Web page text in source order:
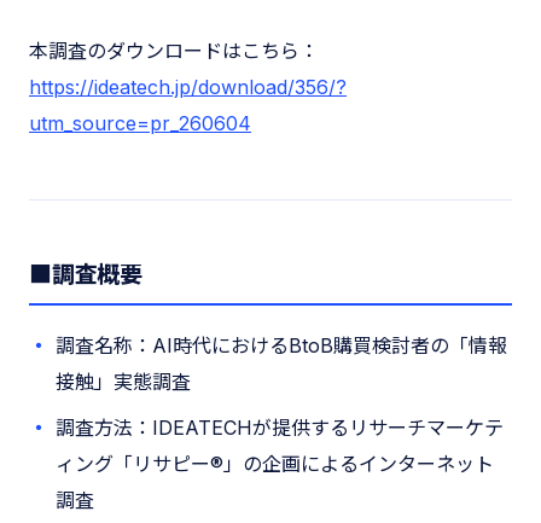
本調査のダウンロードはこちら：
https://ideatech.jp/download/356/?
utm_source=pr_260604
■調査概要
調査名称：AI時代におけるBtoB購買検討者の「情報
接触」実態調査
調査方法：IDEATECHが提供するリサーチマーケテ
ィング「リサピー®︎」の企画によるインターネット
調査